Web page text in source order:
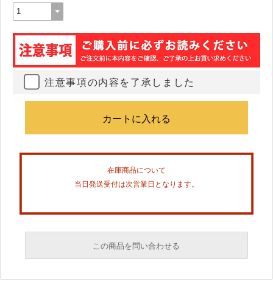
注意事項の内容を了承しました
在庫商品について
当日発送受付は次営業日となります。
この商品を問い合わせる